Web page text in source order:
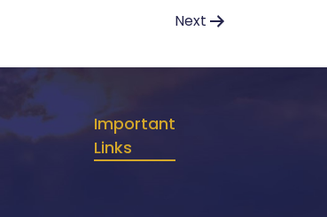
Next
Important
Links